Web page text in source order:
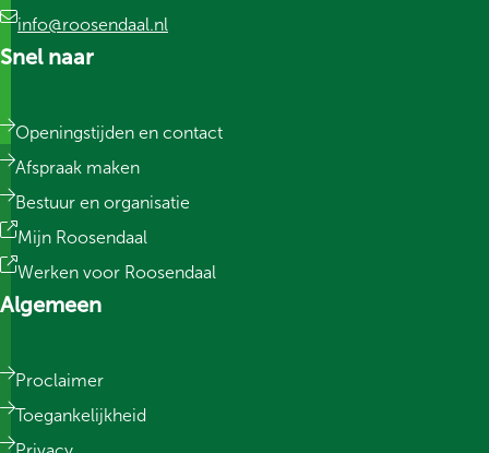
info@roosendaal.nl
Snel naar
Openingstijden en contact
Afspraak maken
Bestuur en organisatie
Mijn Roosendaal
Werken voor Roosendaal
Algemeen
Proclaimer
Toegankelijkheid